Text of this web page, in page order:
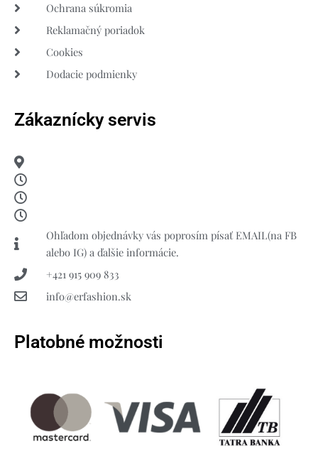
Ochrana súkromia
Reklamačný poriadok
Cookies
Dodacie podmienky
Zákaznícky servis
Ohľadom objednávky vás poprosím písať EMAIL(na FB
alebo IG) a ďalšie informácie.
+421 915 909 833
info@erfashion.sk
Platobné možnosti